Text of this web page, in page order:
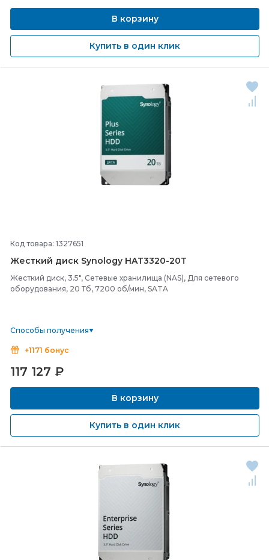
В корзину
Купить в один клик
Код товара: 1327651
Жесткий диск Synology HAT3320-20T
Жесткий диск, 3.5", Сетевые хранилища (NAS), Для сетевого
оборудования, 20 Тб, 7200 об/мин, SATA
Способы получения
+1171 бонус
117 127 ₽
В корзину
Купить в один клик